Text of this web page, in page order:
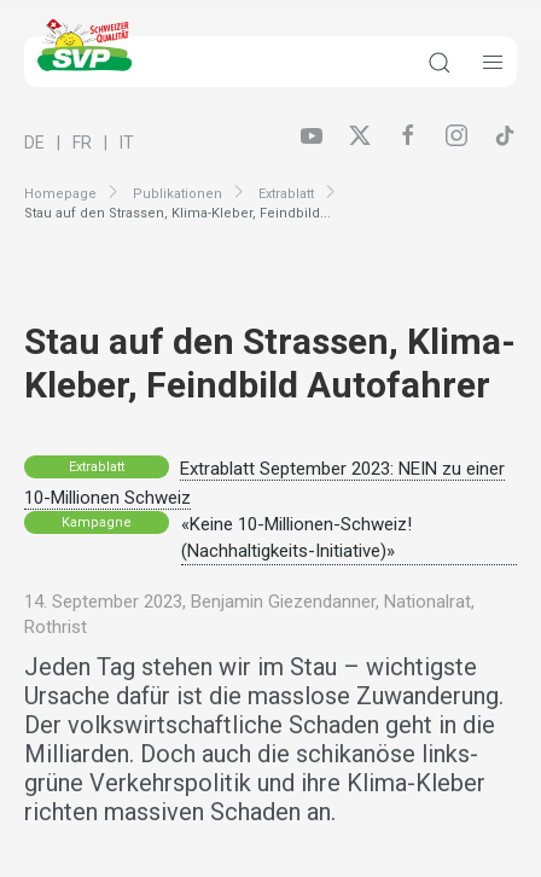
Homepage Publikationen
Extrablatt
Stau auf den Strassen, Klima-Kleber, Feindbild...
DE FR IT
Stau auf den Strassen, Klima-
Kleber, Feindbild Autofahrer
Extrablatt
Extrablatt September 2023: NEIN zu einer
10-Millionen Schweiz
Kampagne
«Keine 10-Millionen-Schweiz!
(Nachhaltigkeits-Initiative)»
14. September 2023, Benjamin Giezendanner, Nationalrat,
Rothrist
Jeden Tag stehen wir im Stau – wichtigste
Ursache dafür ist die masslose Zuwanderung.
Der volkswirtschaftliche Schaden geht in die
Milliarden. Doch auch die schikanöse links-
grüne Verkehrspolitik und ihre Klima-Kleber
richten massiven Schaden an.